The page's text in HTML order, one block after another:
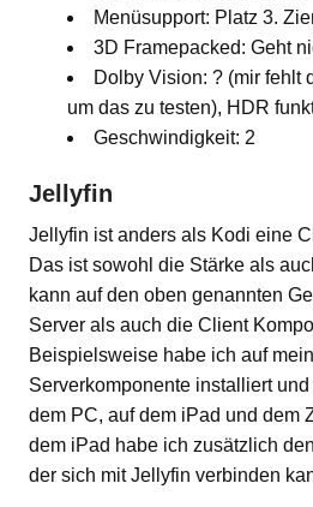
Menüsupport: Platz 3.
3D Framepacked: Geht
Dolby Vision: ? (mir fehlt
um das zu testen), HDR
Geschwindigkeit: 2
Jellyfin
Jellyfin ist anders als Kodi eine
Das ist sowohl die Stärke als
kann auf den oben genannten
Server als auch die Client
Beispielsweise habe ich auf
Serverkomponente installiert
dem PC, auf dem iPad und dem
dem iPad habe ich zusätzlich
der sich mit Jellyfin verbinden